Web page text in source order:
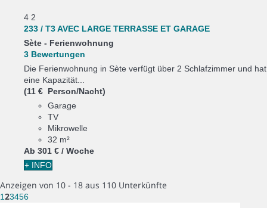
4 2
233 / T3 AVEC LARGE TERRASSE ET GARAGE
Sète - Ferienwohnung
3 Bewertungen
Die Ferienwohnung in Sète verfügt über 2 Schlafzimmer und hat
eine Kapazität...
(11 € Person/Nacht)
Garage
TV
Mikrowelle
32 m²
Ab 301 € / Woche
+ INFO
Anzeigen von 10 - 18 aus 110 Unterkünfte
123456